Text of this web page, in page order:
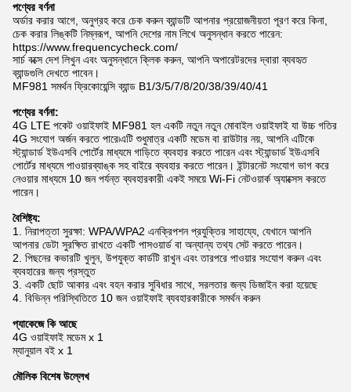
পণ্যের বর্ণনা
অর্ডার করার আগে, অনুগ্রহ করে চেক করুন ব্যান্ডটি আপনার প্রয়োজনীয়তা পূরণ করে কিনা,
চেক করার লিঙ্কটি নিম্নরূপ, আপনি দেশের নাম লিখে অনুসন্ধান করতে পারেন:
https://www.frequencycheck.com/
সার্চ বক্সে দেশ লিখুন এবং অনুসন্ধানে ক্লিক করুন, আপনি অপারেটরদের দ্বারা ব্যবহৃত
ব্যান্ডগুলি দেখতে পাবেন।
MF981 সমর্থন ফ্রিকোয়েন্সি ব্যান্ড B1/3/5/7/8/20/38/39/40/41
পণ্যের বর্ণনা:
4G LTE পকেট ওয়াইফাই MF981 হল একটি নতুন নতুন মোবাইল ওয়াইফাই যা উচ্চ গতির
4G সংযোগ অর্জন করতে পারে৷এটি শুধুমাত্র একটি মডেম বা রাউটার নয়, আপনি এটিকে
স্ট্যান্ডার্ড ইউএসবি পোর্টের মাধ্যমে গাড়িতে ব্যবহার করতে পারেন এবং স্ট্যান্ডার্ড ইউএসবি
পোর্টের মাধ্যমে পাওয়ারব্যাঙ্ক সহ বাইরে ব্যবহার করতে পারেন। ইন্টারনেট সংযোগ ভাগ করে
নেওয়ার মাধ্যমে 10 জন পর্যন্ত ব্যবহারকারী একই সময়ে Wi-Fi নেটওয়ার্ক অ্যাক্সেস করতে
পারেন।
বৈশিষ্ট্য:
1. নিরাপত্তা সুরক্ষা: WPA/WPA2 এনক্রিপশন প্রযুক্তির সাহায্যে, যেখানে আপনি
আপনার ডেটা সুরক্ষিত রাখতে একটি পাসওয়ার্ড বা অন্যান্য তথ্য সেট করতে পারেন।
2. পিছনের কভারটি খুলুন, উপযুক্ত কার্ডটি রাখুন এবং তারপরে পাওয়ার সংযোগ করুন এবং
ব্যবহারের জন্য প্রস্তুত
3. একটি ছোট আকার এবং বহন করার সুবিধার সাথে, সরলতার জন্য ডিজাইন করা হয়েছে
4. বিভিন্ন পরিস্থিতিতে 10 জন ওয়াইফাই ব্যবহারকারীকে সমর্থন করুন
প্যাকেজে কি আছে
4G ওয়াইফাই মডেম x 1
ম্যানুয়াল বই x 1
মৌলিক বিশেষ উল্লেখ